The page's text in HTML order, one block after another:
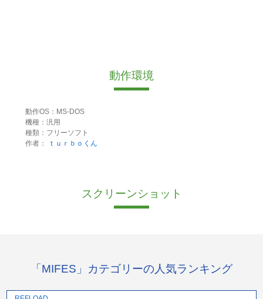
動作環境
動作OS：MS-DOS
機種：汎用
種類：フリーソフト
作者：
ｔｕｒｂｏくん
スクリーンショット
「MIFES」カテゴリーの人気ランキング